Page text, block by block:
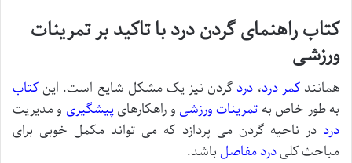
کتاب راهنمای گردن درد با تاکید بر تمرینات
ورزشی
همانندکمر درد، درد گردن نیز یک مشکل شایع است. این کتاب
به طور خاص به تمرینات ورزشی و راهکارهایپیشگیری و مدیریت
درد در ناحیه گردن می پردازد که می تواند مکمل خوبی برای
مباحث کلیدرد مفاصل باشد.